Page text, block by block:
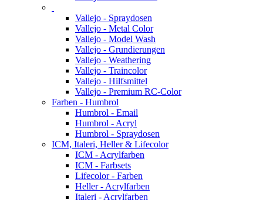
Vallejo - Spraydosen
Vallejo - Metal Color
Vallejo - Model Wash
Vallejo - Grundierungen
Vallejo - Weathering
Vallejo - Traincolor
Vallejo - Hilfsmittel
Vallejo - Premium RC-Color
Farben - Humbrol
Humbrol - Email
Humbrol - Acryl
Humbrol - Spraydosen
ICM, Italeri, Heller & Lifecolor
ICM - Acrylfarben
ICM - Farbsets
Lifecolor - Farben
Heller - Acrylfarben
Italeri - Acrylfarben